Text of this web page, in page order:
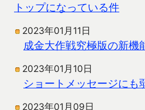
トップになっている件
2023年01月11日
成金大作戦究極版の新機
2023年01月10日
ショートメッセージにも
2023年01月09日